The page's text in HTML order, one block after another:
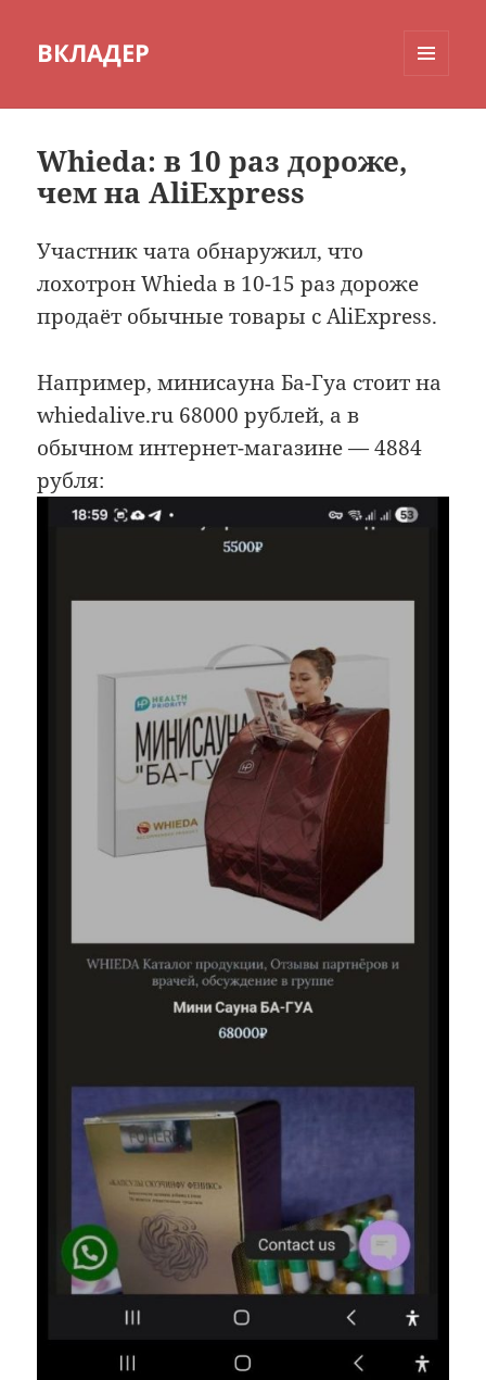
ВКЛАДЕР
Whieda: в 10 раз дороже,
чем на AliExpress
Участник чата обнаружил, что
лохотрон Whieda в 10-15 раз дороже
продаёт обычные товары с AliExpress.
Например, минисауна Ба-Гуа стоит на
whiedalive.ru 68000 рублей, а в
обычном интернет-магазине — 4884
рубля: